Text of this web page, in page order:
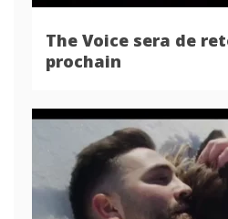
The Voice sera de
prochain